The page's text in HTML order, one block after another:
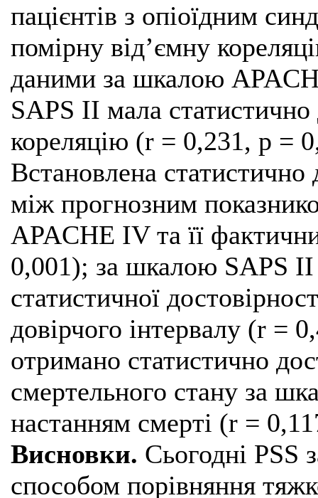
пацієнтів з опіоїдним
помірну від’ємну
даними за шкалою
SAPS II мала
кореляцію (r = 0,231, р =
Встановлена статистично
між прогнозним
APACHE IV та її
0,001); за шкалою SAPS
статистичної
довірчого інтервалу (r =
отримано статистично
смертельного стану за
настанням смерті (r =
Висновки. Сьогодні PSS
способом порівняння